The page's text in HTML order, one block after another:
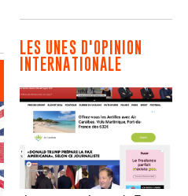
LES UNES D'OPINION
INTERNATIONALE